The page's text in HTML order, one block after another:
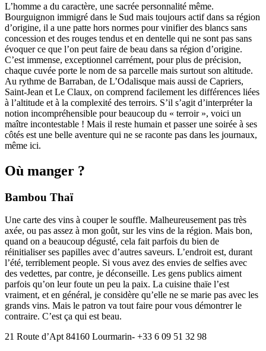
L’homme a du caractère, une sacrée personnalité même.
Bourguignon immigré dans le Sud mais toujours actif dans sa région
d’origine, il a une patte hors normes pour vinifier des blancs sans
concession et des rouges tendus et en dentelle qui ne sont pas sans
évoquer ce que l’on peut faire de beau dans sa région d’origine.
C’est immense, exceptionnel carrément, pour plus de précision,
chaque cuvée porte le nom de sa parcelle mais surtout son altitude.
Au rythme de Barraban, de L’Odalisque mais aussi de Capriers,
Saint-Jean et Le Claux, on comprend facilement les différences liées
à l’altitude et à la complexité des terroirs. S’il s’agit d’interpréter la
notion incompréhensible pour beaucoup du « terroir », voici un
maître incontestable ! Mais il reste humain et passer une soirée à ses
côtés est une belle aventure qui ne se raconte pas dans les journaux,
même ici.
Où manger ?
Bambou Thaï
Une carte des vins à couper le souffle. Malheureusement pas très
axée, ou pas assez à mon goût, sur les vins de la région. Mais bon,
quand on a beaucoup dégusté, cela fait parfois du bien de
réinitialiser ses papilles avec d’autres saveurs. L’endroit est, durant
l’été, terriblement people. Si vous avez des envies de selfies avec
des vedettes, par contre, je déconseille. Les gens publics aiment
parfois qu’on leur foute un peu la paix. La cuisine thaïe l’est
vraiment, et en général, je considère qu’elle ne se marie pas avec les
grands vins. Mais le patron va tout faire pour vous démontrer le
contraire. C’est ça qui est beau.
21 Route d’Apt 84160 Lourmarin- +33 6 09 51 32 98